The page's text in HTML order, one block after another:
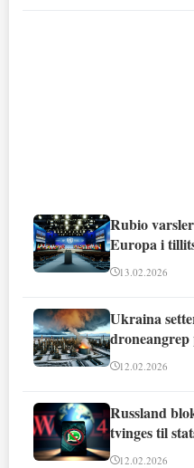
Rubio
Europa i
13.02.2026
Ukraina
12.02.2026
Russland
tvinges til
12.02.2026